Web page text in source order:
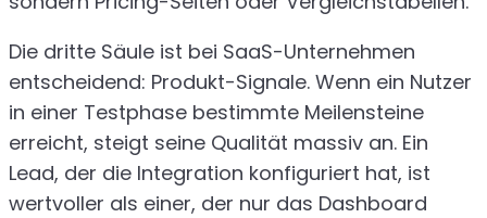
Die dritte Säule ist bei SaaS-Unternehmen
entscheidend: Produkt-Signale. Wenn ein Nutzer
in einer Testphase bestimmte Meilensteine
erreicht, steigt seine Qualität massiv an. Ein
Lead, der die Integration konfiguriert hat, ist
wertvoller als einer, der nur das Dashboard